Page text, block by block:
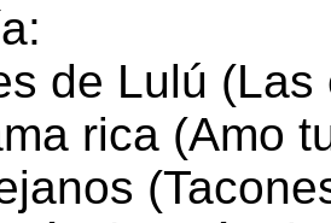
de Lulú
rica (Amo